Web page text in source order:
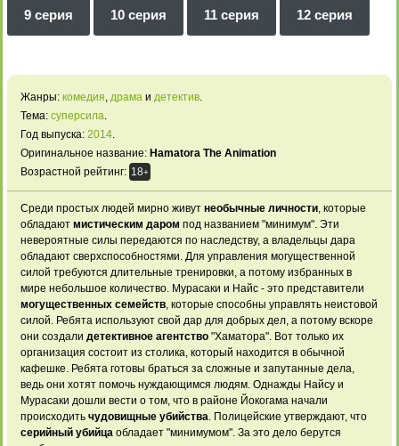
9 серия 10 серия 11 серия 12 серия
Жанры: комедия, драма и детектив.
Тема: суперсила.
Год выпуска: 2014.
Оригинальное название: Hamatora The Animation
Возрастной рейтинг: 18+
Среди простых людей мирно живут необычные личности, которые
обладают мистическим даром под названием "минимум". Эти
невероятные силы передаются по наследству, а владельцы дара
обладают сверхспособностями. Для управления могущественной
силой требуются длительные тренировки, а потому избранных в
мире небольшое количество. Мурасаки и Найс - это представители
могущественных семейств, которые способны управлять неистовой
силой. Ребята используют свой дар для добрых дел, а потому вскоре
они создали детективное агентство "Хаматора". Вот только их
организация состоит из столика, который находится в обычной
кафешке. Ребята готовы браться за сложные и запутанные дела,
ведь они хотят помочь нуждающимся людям. Однажды Найсу и
Мурасаки дошли вести о том, что в районе Йокогама начали
происходить чудовищные убийства. Полицейские утверждают, что
серийный убийца обладает "минимумом". За это дело берутся